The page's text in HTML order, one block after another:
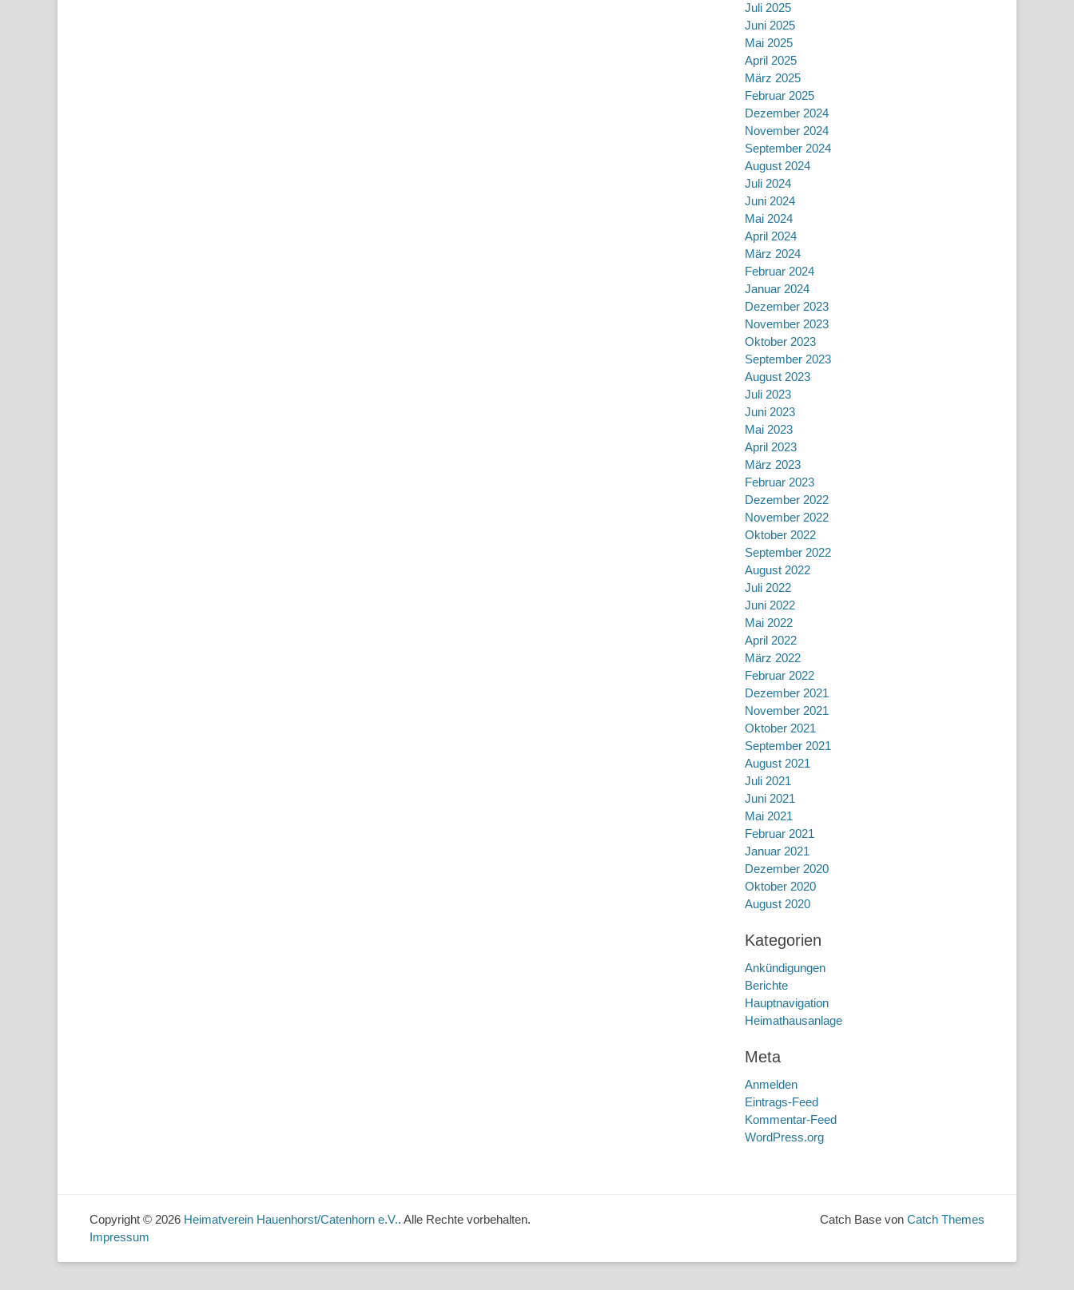
Juli 2025
Juni 2025
Mai 2025
April 2025
März 2025
Februar 2025
Dezember 2024
November 2024
September 2024
August 2024
Juli 2024
Juni 2024
Mai 2024
April 2024
März 2024
Februar 2024
Januar 2024
Dezember 2023
November 2023
Oktober 2023
September 2023
August 2023
Juli 2023
Juni 2023
Mai 2023
April 2023
März 2023
Februar 2023
Dezember 2022
November 2022
Oktober 2022
September 2022
August 2022
Juli 2022
Juni 2022
Mai 2022
April 2022
März 2022
Februar 2022
Dezember 2021
November 2021
Oktober 2021
September 2021
August 2021
Juli 2021
Juni 2021
Mai 2021
Februar 2021
Januar 2021
Dezember 2020
Oktober 2020
August 2020
Kategorien
Ankündigungen
Berichte
Hauptnavigation
Heimathausanlage
Meta
Anmelden
Eintrags-Feed
Kommentar-Feed
WordPress.org
Copyright © 2026 Heimatverein Hauenhorst/Catenhorn e.V.. Alle Rechte vorbehalten.
Impressum
Catch Base von Catch Themes